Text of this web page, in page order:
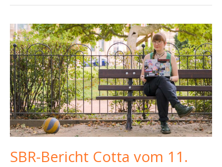
SBR-Bericht Cotta vom 11.